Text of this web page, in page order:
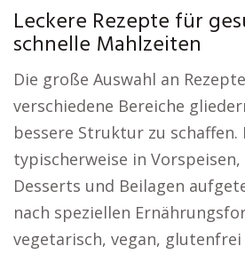
Leckere Rezepte für
schnelle Mahlzeiten
Die große Auswahl an
verschiedene Bereiche
bessere Struktur zu schaffen.
typischerweise in
Desserts und Beilagen
nach speziellen
vegetarisch, vegan,